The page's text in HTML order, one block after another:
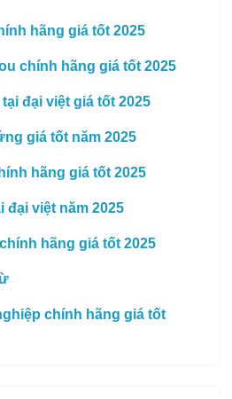
hãng giá tốt 2025
chính hãng giá tốt 2025
đại việt giá tốt 2025
giá tốt năm 2025
hãng giá tốt 2025
đại việt năm 2025
hãng giá tốt 2025
chính hãng giá tốt